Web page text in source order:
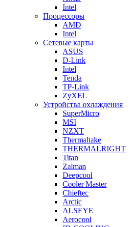
Intel
Процессоры
AMD
Intel
Сетевые карты
ASUS
D-Link
Intel
Tenda
TP-Link
ZyXEL
Устройства охлаждения
SuperMicro
MSI
NZXT
Thermaltake
THERMALRIGHT
Titan
Zalman
Deepcool
Cooler Master
Chieftec
Arctic
ALSEYE
Aerocool